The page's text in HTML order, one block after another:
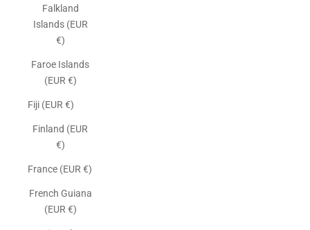
Falkland
Islands (EUR
€)
Faroe Islands
(EUR €)
Fiji (EUR €)
Finland (EUR
€)
France (EUR €)
French Guiana
(EUR €)